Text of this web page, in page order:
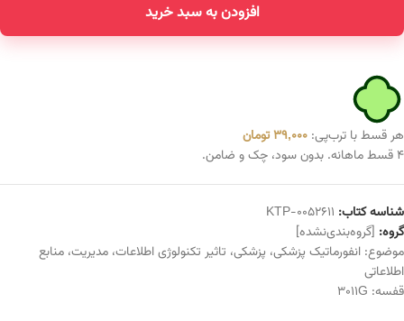
افزودن به سبد خرید
هر قسط با ترب‌پی: 39,000تومان
۴ قسط ماهانه. بدون سود، چک و ضامن.
شناسه کتاب: KTP-0052611
گروه: [گروه‌بندی‌نشده]
موضوع: انفورماتیک پزشکی، پزشکی، تاثیر تکنولوژی اطلاعات، مدیریت، منابع
اطلاعاتی
قفسه: 3011G